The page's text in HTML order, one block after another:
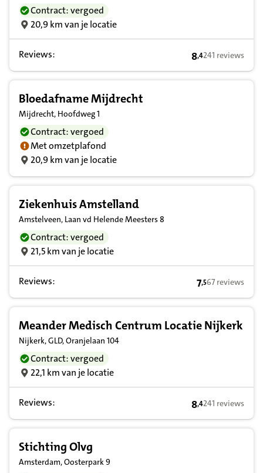
Contract: vergoed
20,9 km van je locatie
Reviews: 8,4 op basis van
8,4241 reviews
Bloedafname Mijdrecht
Mijdrecht, Hoofdweg 1
Contract: vergoed
Met omzetplafond
20,9 km van je locatie
Ziekenhuis Amstelland
Amstelveen, Laan vd Helende Meesters 8
Contract: vergoed
21,5 km van je locatie
Reviews: 7,5 op basis
7,567 reviews
Meander Medisch Centrum Locatie Nijkerk
Nijkerk, GLD, Oranjelaan 104
Contract: vergoed
22,1 km van je locatie
Reviews: 8,4 op basis van
8,4241 reviews
Stichting Olvg
Amsterdam, Oosterpark 9